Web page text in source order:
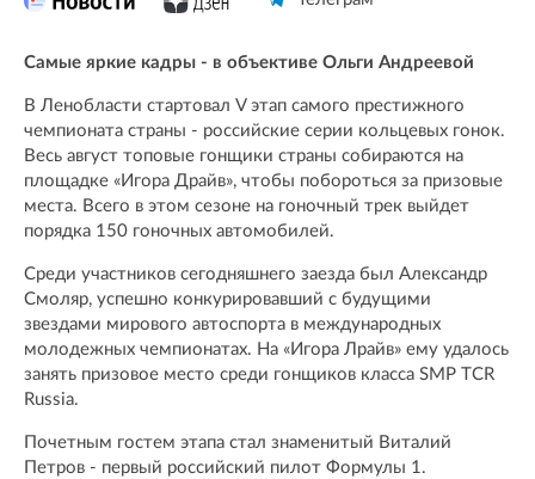
Самые яркие кадры - в объективе Ольги Андреевой
В Ленобласти стартовал V этап самого престижного
чемпионата страны - российские серии кольцевых гонок.
Весь август топовые гонщики страны собираются на
площадке «Игора Драйв», чтобы побороться за призовые
места. Всего в этом сезоне на гоночный трек выйдет
порядка 150 гоночных автомобилей.
Среди участников сегодняшнего заезда был Александр
Смоляр, успешно конкурировавший с будущими
звездами мирового автоспорта в международных
молодежных чемпионатах. На «Игора Лрайв» ему удалось
занять призовое место среди гонщиков класса SMP TCR
Russia.
Почетным гостем этапа стал знаменитый Виталий
Петров - первый российский пилот Формулы 1.